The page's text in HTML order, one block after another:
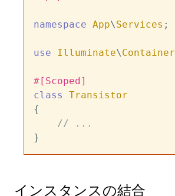
namespace App\Services ;
use Illuminate\Container
#[Scoped]
class
Transistor
{
// ...
インスタンスの結合